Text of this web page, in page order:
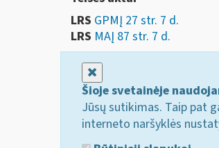
LRS GPMĮ 27 str. 7 d.
LRS MAĮ 87 str. 7 d.
Šioje svetainėje
Jūsų sutikimas. Taip pat
interneto naršyklės